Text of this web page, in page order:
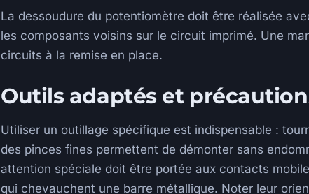
La dessoudure du potentiomètre doit être réalisée
les composants voisins sur le circuit imprimé. Une
circuits à la remise en place.
Outils adaptés et
Utiliser un outillage spécifique est indispensable :
des pinces fines permettent de démonter sans
attention spéciale doit être portée aux contacts
qui chevauchent une barre métallique. Noter leur